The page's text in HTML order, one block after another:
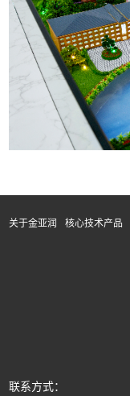
关于金亚润 核心技术产品
联系方式：